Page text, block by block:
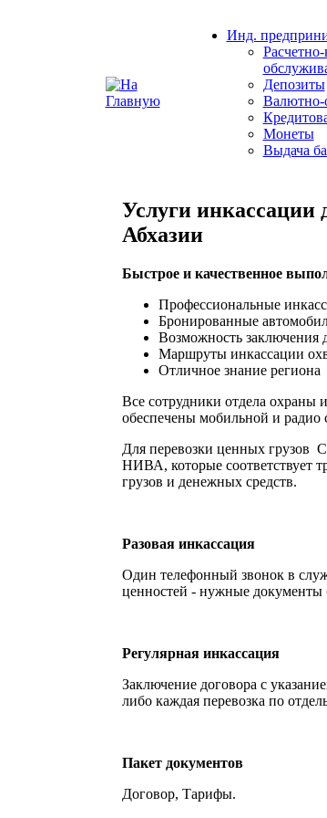
Инд.
Расчетно-
Депозиты
Валютно-
Монеты
Выдача
Услуги инкассации
Абхазии
Быстрое и качественное
Профессиональные
Бронированные
Возможность заключения
Маршруты инкассации
Отличное знание региона
Все сотрудники отдела охраны
обеспечены мобильной и радио
Для перевозки ценных грузов
НИВА, которые соответствует
грузов и денежных средств.
Разовая инкассация
Один телефонный звонок в
ценностей - нужные документы
Регулярная инкассация
Заключение договора с
либо каждая перевозка по
Пакет документов
Договор, Тарифы.